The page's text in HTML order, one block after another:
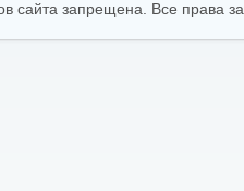
сайта запрещена. Все права